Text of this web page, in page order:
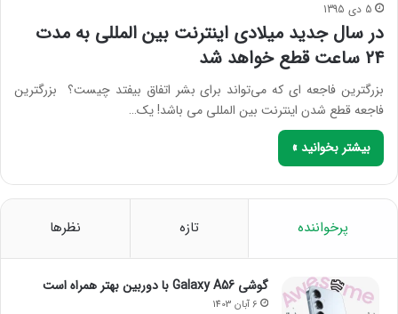
5 دی 1395
در سال جدید میلادی اینترنت بین المللی به مدت
۲۴ ساعت قطع خواهد شد
بزرگترین فاجعه ای که می‌تواند برای بشر اتفاق بیفتد چیست؟ بزرگترین
فاجعه قطع شدن اینترنت بین المللی می باشد! یک…
بیشتر بخوانید »
پرخواننده تازه نظرها
گوشی Galaxy A56 با دوربین بهتر همراه است
6 آبان 1403